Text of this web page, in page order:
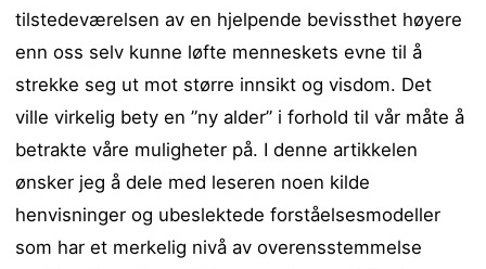
tilstedeværelsen av en hjelpende bevissthet høyere
enn oss selv kunne løfte menneskets evne til å
strekke seg ut mot større innsikt og visdom. Det
ville virkelig bety en ”ny alder” i forhold til vår måte å
betrakte våre muligheter på. I denne artikkelen
ønsker jeg å dele med leseren noen kilde
henvisninger og ubeslektede forståelsesmodeller
som har et merkelig nivå av overensstemmelse